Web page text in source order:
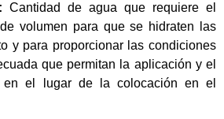
Cantidad de agua que requiere el
volumen para que se hidraten las
y para proporcionar las condiciones
que permitan la aplicación y el
en el lugar de la colocación en el